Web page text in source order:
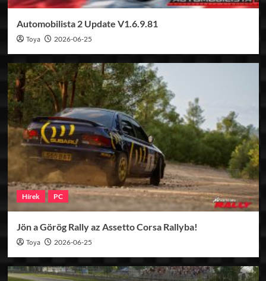
Automobilista 2 Update V1.6.9.81
Toya 2026-06-25
Hírek PC
Jön a Görög Rally az Assetto Corsa Rallyba!
Toya 2026-06-25